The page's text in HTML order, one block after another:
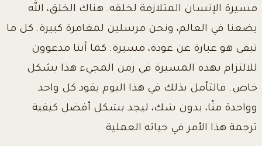
مسيرة الإنسان المتلازمة لخلقه. هناك الخلق، الله
يضعنا في العالم، ونحن مرسلين لمغامرة كبيرة. كل ما
تبقى هو عبارة عن عودة، مسيرة. كما أننا مدعوون
للالتزام بهذه المسيرة في زمن المجيء هذا بشكل
خاص. فالتأمل بذلك في هذا اليوم يقود كل واحد
وواحدة منّا، بدون شك، ليجد بشكل أفضل كيفية
ترجمة هذا الأمر في حياته العملية